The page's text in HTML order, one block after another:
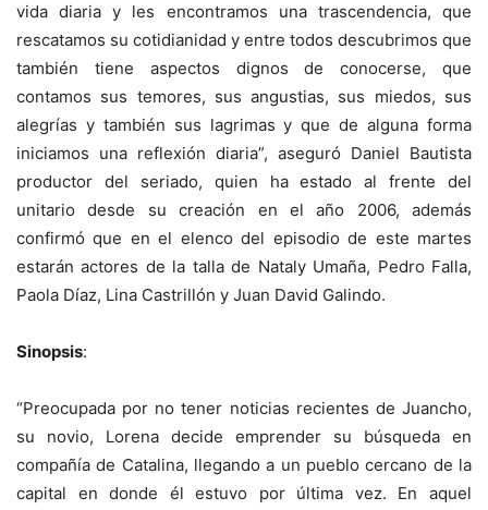
vida diaria y les encontramos una trascendencia, que
rescatamos su cotidianidad y entre todos descubrimos que
también tiene aspectos dignos de conocerse, que
contamos sus temores, sus angustias, sus miedos, sus
alegrías y también sus lagrimas y que de alguna forma
iniciamos una reflexión diaria”, aseguró Daniel Bautista
productor del seriado, quien ha estado al frente del
unitario desde su creación en el año 2006, además
confirmó que en el elenco del episodio de este martes
estarán actores de la talla de Nataly Umaña, Pedro Falla,
Paola Díaz, Lina Castrillón y Juan David Galindo.
Sinopsis:
“Preocupada por no tener noticias recientes de Juancho,
su novio, Lorena decide emprender su búsqueda en
compañía de Catalina, llegando a un pueblo cercano de la
capital en donde él estuvo por última vez. En aquel